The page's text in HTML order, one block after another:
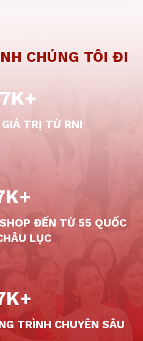
CHÚNG TÔI ĐI
TRỊ TỪ RNI
ĐẾN TỪ55 QUỐC
LỤC
TRÌNH CHUYÊN SÂU